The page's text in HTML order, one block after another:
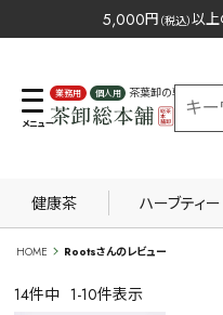
5,000円 （税込）以上
業務用 個人用
茶葉卸の専門サイト
健康茶 ハーブティー
HOME Rootsさんのレビュー
14件中 1-10件表示